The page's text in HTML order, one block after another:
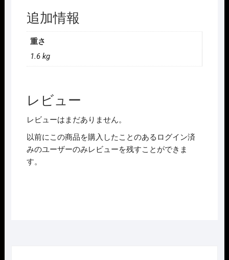
追加情報
重さ
1.6 kg
レビュー
レビューはまだありません。
以前にこの商品を購入したことのあるログイン済
みのユーザーのみレビューを残すことができま
す。